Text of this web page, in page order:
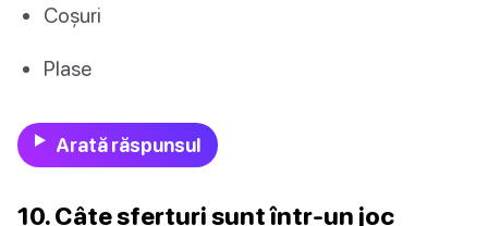
Coșuri
Plase
Arată răspunsul
10. Câte sferturi sunt într-un joc